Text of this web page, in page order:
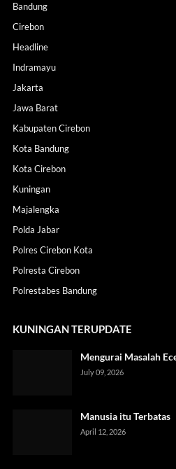
Bandung
Cirebon
Headline
Indramayu
Jakarta
Jawa Barat
Kabupaten Cirebon
Kota Bandung
Kota Cirebon
Kuningan
Majalengka
Polda Jabar
Polres Cirebon Kota
Polresta Cirebon
Polrestabes Bandung
KUNINGAN TERUPDATE
Mengurai Masalah
July 09, 2026
Manusia itu Terbatas
April 12, 2026